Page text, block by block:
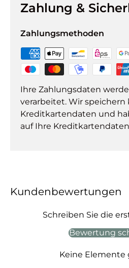
Zahlung &
Zahlungsmethoden
Ihre Zahlungsdaten
verarbeitet. Wir speichern
Kreditkartendaten und
auf Ihre
Kundenbewertungen
Schreiben Sie die
Bewertung
Keine Elemente